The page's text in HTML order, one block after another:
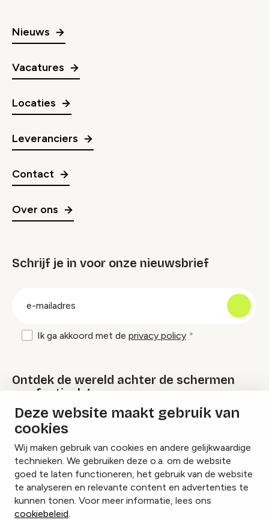
Deze website maakt gebruik van
cookies
Wij maken gebruik van cookies en andere gelijkwaardige
technieken. We gebruiken deze o.a. om de website
goed te laten functioneren, het gebruik van de website
te analyseren en relevante content en advertenties te
kunnen tonen. Voor meer informatie, lees ons
cookiebeleid.
Nieuws
Vacatures
Locaties
Leveranciers
Contact
Over ons
Schrijf je in voor onze nieuwsbrief
Ik ga akkoord met de privacy policy
Ontdek de wereld achter de schermen
van festivals!
Lees onze Festival Specials
InstagramFacebookLinkedIn